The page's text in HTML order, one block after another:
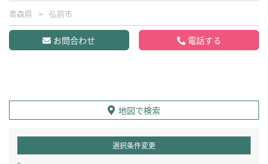
青森県 弘前市
お問合わせ 電話する
地図で検索
選択条件変更